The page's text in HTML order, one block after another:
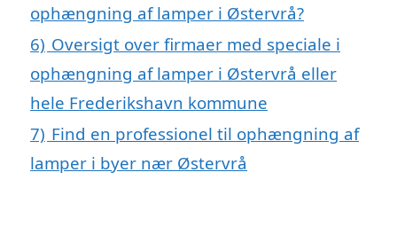
ophængning af lamper i Østervrå?
6) Oversigt over firmaer med speciale i
ophængning af lamper i Østervrå eller
hele Frederikshavn kommune
7) Find en professionel til ophængning af
lamper i byer nær Østervrå